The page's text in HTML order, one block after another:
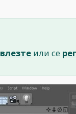
влезте или се